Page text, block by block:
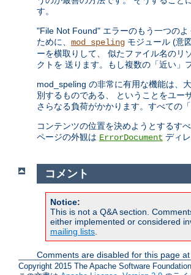
す。
"File Not Found" エラーのもう一つの
ために、 mod_speling モジュール (意
ーを横取りして、 似たファイル名のリ
クトを 送ります。もし複数の「近い」
mod_speling の非常に有用な機能は、
別するものである、 ということをユー
さらなる負荷がかかります。すべての
コンテンツの位置を決めようとするす
ページの外観は ErrorDocument ディ
コメント
Notice:
This is not a Q&A section.
either implemented or considered
mailing lists
Comments are disabled for this page at
Copyright 2015 The Apache Software